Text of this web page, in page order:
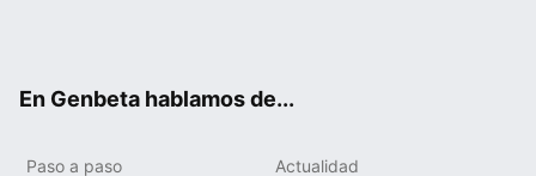
En Genbeta hablamos de...
Paso a paso Actualidad